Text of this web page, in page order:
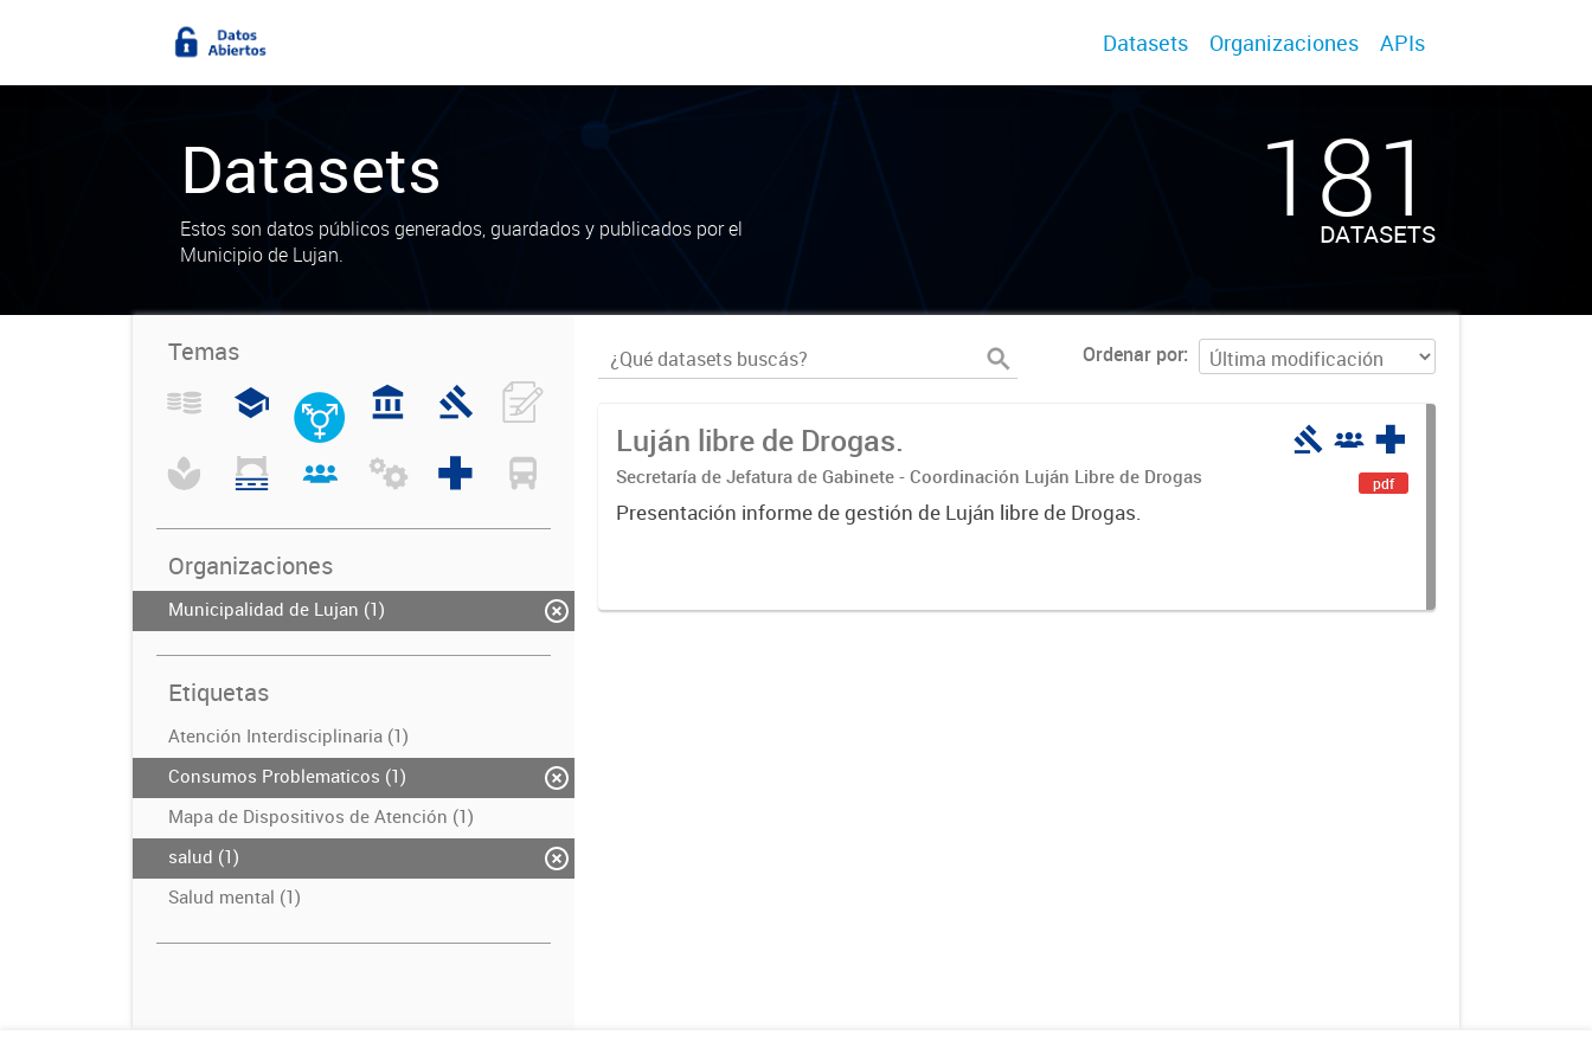
Datasets Organizaciones APIs
Datasets
Estos son datos públicos generados, guardados y publicados por el
Municipio de Lujan.
181
DATASETS
Temas
Organizaciones
Municipalidad de Lujan (1)
Etiquetas
Atención Interdisciplinaria (1)
Consumos Problematicos (1)
Mapa de Dispositivos de Atención (1)
salud (1)
Salud mental (1)
Ordenar por
Luján libre de Drogas.
Secretaría de Jefatura de Gabinete - Coordinación Luján Libre de Drogas
Presentación informe de gestión de Luján libre de Drogas.
pdf